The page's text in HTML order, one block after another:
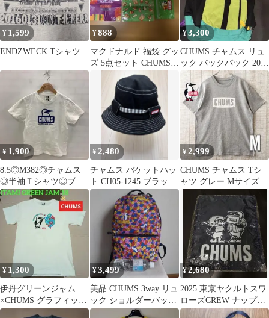
¥ 1,599
ENDZWECK Tシャツ
¥888
マクドナルド 福袋 グッ
ズ 5点セット CHUMS
BEAMS マンハッタン
¥3,300
CHUMS チャムス リュ
ック バックパック 2012
年モデル
¥ 1,900
8.5◎M382◎チャムス
◎半袖Ｔシャツ◎ブビ-
バード◎XS
¥2,480
チャムス バケットハッ
ト CH05-1245 ブラック
60cm 帽子 日よけ
¥2,999
CHUMS チャムス Tシ
ャツ グレー Mサイズ
メンズ ロゴプリント 古
¥ 1,300
伊丹グリーンジャム
×CHUMS グラフィック
Tシャツ Sサイズ ホワ
¥3,499
美品 CHUMS 3way リュ
ック ショルダーバッグ
総柄 ブービーバード
¥2,680
2025 東京ヤクルトスワ
ローズCREW ナップサ
ック つば九郎×CHUMS